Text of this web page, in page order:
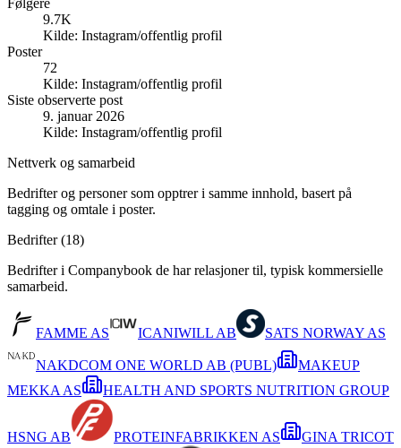
9.7K
Kilde: Instagram/offentlig profil
Poster
72
Kilde: Instagram/offentlig profil
Siste observerte post
9. januar 2026
Kilde: Instagram/offentlig profil
Nettverk og samarbeid
Bedrifter og personer som opptrer i samme innhold, basert på
tagging og omtale i poster.
Bedrifter (18)
Bedrifter i Companybook de har relasjoner til, typisk kommersielle
samarbeid.
FAMME AS ICANIWILL AB SATS NORWAY AS
NAKDCOM ONE WORLD AB (PUBL)
MAKEUP
MEKKA AS
HEALTH AND SPORTS NUTRITION GROUP
HSNG AB PROTEINFABRIKKEN AS GINA TRICOT